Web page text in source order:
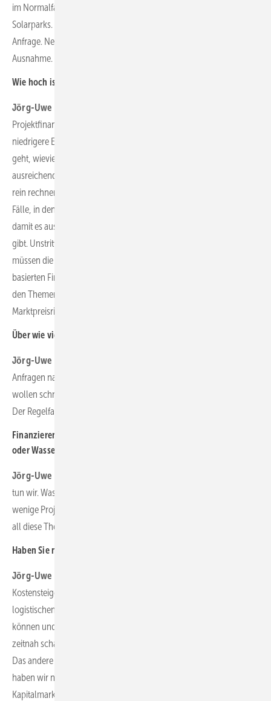
im Normalfall neu zu errichtende Projekte; im Regelfall Freiflächen-
Solarparks. Wir hatten auch schon ein oder zwei Windparks als
Anfrage. Neue Windparks mit PPA sind jedoch noch die absolute
Ausnahme.
Wie hoch ist der Eigenkapitalanteil in etwa?
Jörg-Uwe Fischer:
Projektfinanzierungen wettbewerbsbedingt weiter in Richtung
niedrigere Eigenkapitalquoten verändert – wobei es meist darum
geht, wieviel Eigenkapital benötigt wird, um die Kapitalfähigkeit
ausreichend sicherzustellen. Es gibt aber auch so gute Projekte, die
rein rechnerisch gar kein Eigenkapital benötigen. Dies sind dann die
Fälle, in denen wir über einen Mindesteigenkapitalanteil verhandeln,
damit es aus Bankensicht noch eine angemessene Risikoverteilung
gibt. Unstrittig ist aber auch: Bei einer PPA-Finanzierung sind und
müssen die Eigenanteile deutlich höher sein, als bei einer EEG-
basierten Finanzierung. Weil man sich rein privatwirtschaftlich in
den Themen Wirtschaftlichkeit, Bonität des Offtakers und
Marktpreisrisiken bewegt.
Über wie viel Jahre finanzieren Sie?
Jörg-Uwe Fischer:
Anfragen nach kürzerer Finanzierung gibt, bei denen es heißt: Wir
wollen schneller tilgen und benötigen beispielsweise nur 15 Jahre.
Der Regelfall sind aktuell aber die 20 Jahre Laufzeit.
Finanzieren Sie Hybridprojekte mit Wind, Solar, Agrar, Speicher
oder Wasserstoff in verschiedenen Kombinationen?
Jörg-Uwe Fischer:
tun wir. Wasserstoff-Projekte grundsätzlich auch, wobei wir bisher
wenige Projekte sehen, die bereits reif für die Umsetzung sind. Aber
all diese Themen schauen wir uns sehr gern an.
Haben Sie noch einen Tipp für Planer?
Jörg-Uwe Fischer:
Kostensteigerungen aufgrund von Rohstoffknappheit und
logistischen Themen, die Projekte im Windbereich verzögern
können und teurer werden lassen. Dort sollten die Planer selbst
zeitnah schauen, wie sich das auf ihre Wirtschaftlichkeit auswirkt.
Das andere Thema, welches wir immer im Auge haben: Wie lange
haben wir noch diese niedrigen Zinsen? Und was passiert, wenn am
Kapitalmarkt die Zinsen wieder steigen? Das wirkt sich dann